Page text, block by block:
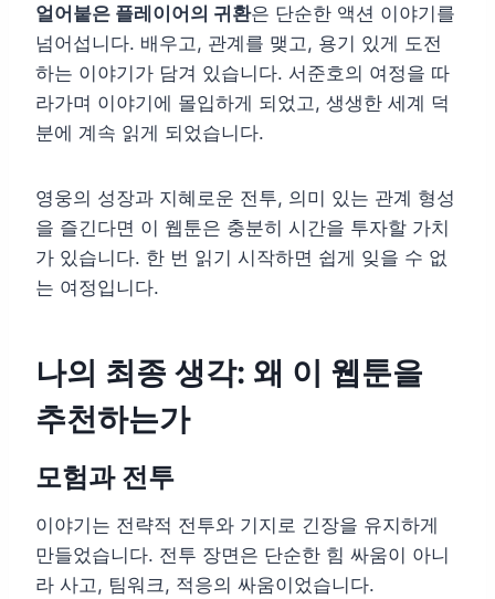
얼어붙은 플레이어의 귀환은 단순한 액션 이야기를
넘어섭니다. 배우고, 관계를 맺고, 용기 있게 도전
하는 이야기가 담겨 있습니다. 서준호의 여정을 따
라가며 이야기에 몰입하게 되었고, 생생한 세계 덕
분에 계속 읽게 되었습니다.
영웅의 성장과 지혜로운 전투, 의미 있는 관계 형성
을 즐긴다면 이 웹툰은 충분히 시간을 투자할 가치
가 있습니다. 한 번 읽기 시작하면 쉽게 잊을 수 없
는 여정입니다.
나의 최종 생각: 왜 이 웹툰을
추천하는가
모험과 전투
이야기는 전략적 전투와 기지로 긴장을 유지하게
만들었습니다. 전투 장면은 단순한 힘 싸움이 아니
라 사고, 팀워크, 적응의 싸움이었습니다.